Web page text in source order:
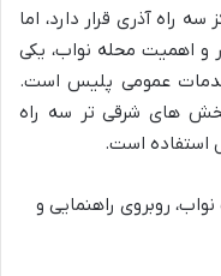
مرکز سه راه آذری قرار دارد، اما
اهمیت محله نواب، یکی
خدمات عمومی پلیس است.
های شرقی تر سه راه
استفاده است.
نواب، روبروی راهنمایی و